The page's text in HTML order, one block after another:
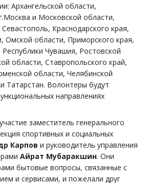
Архангельской области,
и Московской области,
Севастополь, Краснодарского края,
Омской области, Приморского края,
Чувашия, Ростовской
области, Ставропольского край,
области, Челябинской
Татарстан. Волонтеры будут
направлениях
заместитель генерального
спортивных и социальных
Карпов и руководитель управления
Айрат Мубаракшин. Они
бытовые вопросы, связанные с
и сервисами, и пожелали друг